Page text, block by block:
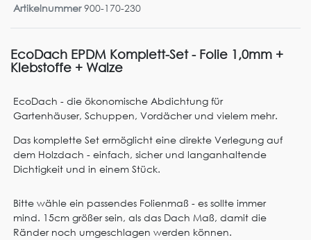
Artikelnummer900-170-230
EcoDach EPDM Komplett-Set - Folie 1,0mm +
Klebstoffe + Walze
EcoDach - die ökonomische Abdichtung für
Gartenhäuser, Schuppen, Vordächer und vielem mehr.
Das komplette Set ermöglicht eine direkte Verlegung auf
dem Holzdach - einfach, sicher und langanhaltende
Dichtigkeit und in einem Stück.
Bitte wähle ein passendes Folienmaß - es sollte immer
mind. 15cm größer sein, als das Dach Maß, damit die
Ränder noch umgeschlagen werden können.